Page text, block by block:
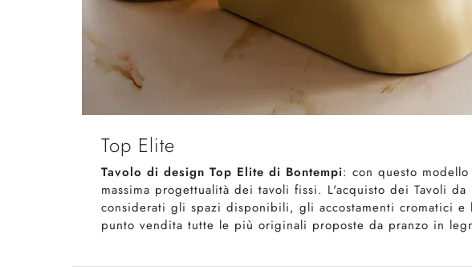
Top Elite
Tavolo di design Top Elite di Bontempi: con questo
massima progettualità dei tavoli fissi. L'acquisto dei Tavoli
considerati gli spazi disponibili, gli accostamenti cromatici
punto vendita tutte le più originali proposte da pranzo in